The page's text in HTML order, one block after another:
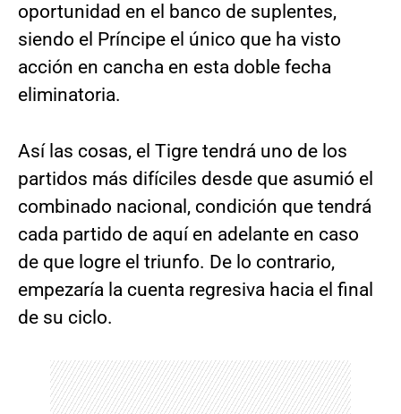
oportunidad en el banco de suplentes,
siendo el Príncipe el único que ha visto
acción en cancha en esta doble fecha
eliminatoria.
Así las cosas, el Tigre tendrá uno de los
partidos más difíciles desde que asumió el
combinado nacional, condición que tendrá
cada partido de aquí en adelante en caso
de que logre el triunfo. De lo contrario,
empezaría la cuenta regresiva hacia el final
de su ciclo.